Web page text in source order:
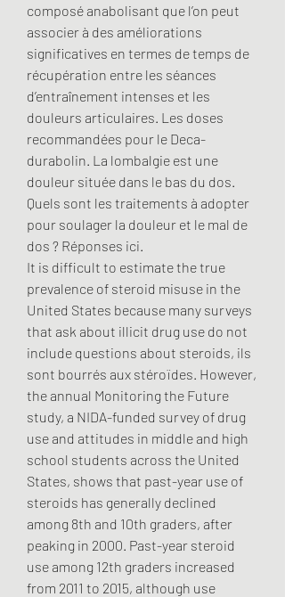
composé anabolisant que l’on peut
associer à des améliorations
significatives en termes de temps de
récupération entre les séances
d’entraînement intenses et les
douleurs articulaires. Les doses
recommandées pour le Deca-
durabolin. La lombalgie est une
douleur située dans le bas du dos.
Quels sont les traitements à adopter
pour soulager la douleur et le mal de
dos ? Réponses ici.
It is difficult to estimate the true
prevalence of steroid misuse in the
United States because many surveys
that ask about illicit drug use do not
include questions about steroids, ils
sont bourrés aux stéroïdes. However,
the annual Monitoring the Future
study, a NIDA-funded survey of drug
use and attitudes in middle and high
school students across the United
States, shows that past-year use of
steroids has generally declined
among 8th and 10th graders, after
peaking in 2000. Past-year steroid
use among 12th graders increased
from 2011 to 2015, although use